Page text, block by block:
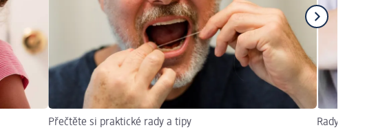
Přečtěte si praktické rady a tipy Rady, tipy a